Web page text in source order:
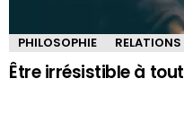
PHILOSOPHIE
Être irrésistible à